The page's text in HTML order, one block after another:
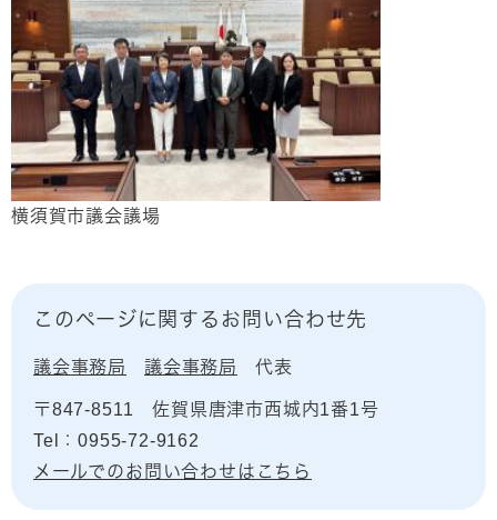
横須賀市議会議場
このページに関するお問い合わせ先
議会事務局 議会事務局 代表
〒847-8511
佐賀県唐津市西城内1番1号
Tel：0955-72-9162
メールでのお問い合わせはこちら